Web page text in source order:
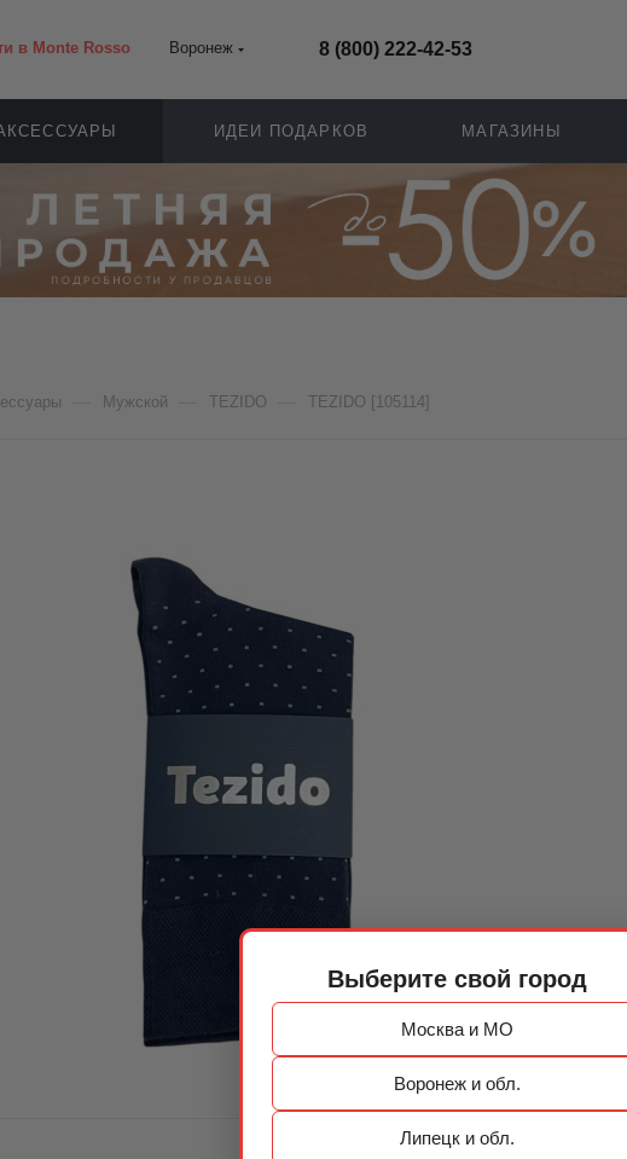
Выберите свой город
Москва и МО
Воронеж и обл.
Липецк и обл.
в Monte Rosso Воронеж 8 (800) 222-42-53
ИДЕИ ПОДАРКОВ МАГАЗИНЫ
Мужской TEZIDO TEZIDO [105114]